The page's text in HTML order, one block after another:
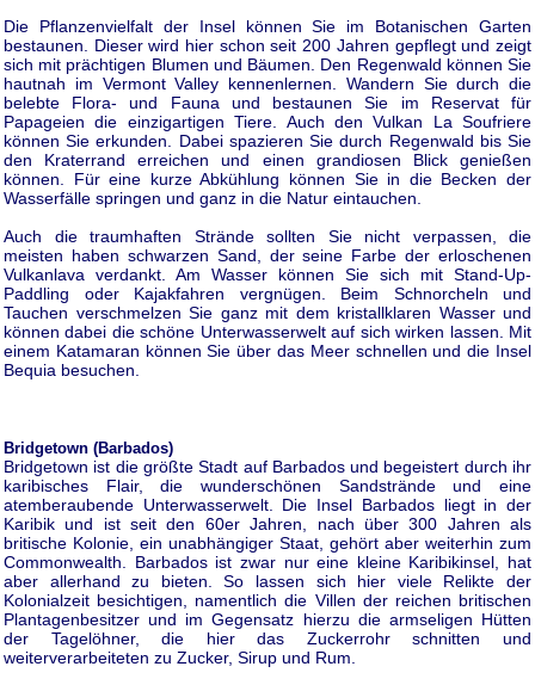
Die Pflanzenvielfalt der Insel können Sie im Botanischen Garten
bestaunen. Dieser wird hier schon seit 200 Jahren gepflegt und zeigt
sich mit prächtigen Blumen und Bäumen. Den Regenwald können Sie
hautnah im Vermont Valley kennenlernen. Wandern Sie durch die
belebte Flora- und Fauna und bestaunen Sie im Reservat für
Papageien die einzigartigen Tiere. Auch den Vulkan La Soufriere
können Sie erkunden. Dabei spazieren Sie durch Regenwald bis Sie
den Kraterrand erreichen und einen grandiosen Blick genießen
können. Für eine kurze Abkühlung können Sie in die Becken der
Wasserfälle springen und ganz in die Natur eintauchen.
Auch die traumhaften Strände sollten Sie nicht verpassen, die
meisten haben schwarzen Sand, der seine Farbe der erloschenen
Vulkanlava verdankt. Am Wasser können Sie sich mit Stand-Up-
Paddling oder Kajakfahren vergnügen. Beim Schnorcheln und
Tauchen verschmelzen Sie ganz mit dem kristallklaren Wasser und
können dabei die schöne Unterwasserwelt auf sich wirken lassen. Mit
einem Katamaran können Sie über das Meer schnellen und die Insel
Bequia besuchen.
Bridgetown (Barbados)
Bridgetown ist die größte Stadt auf Barbados und begeistert durch ihr
karibisches Flair, die wunderschönen Sandstrände und eine
atemberaubende Unterwasserwelt. Die Insel Barbados liegt in der
Karibik und ist seit den 60er Jahren, nach über 300 Jahren als
britische Kolonie, ein unabhängiger Staat, gehört aber weiterhin zum
Commonwealth. Barbados ist zwar nur eine kleine Karibikinsel, hat
aber allerhand zu bieten. So lassen sich hier viele Relikte der
Kolonialzeit besichtigen, namentlich die Villen der reichen britischen
Plantagenbesitzer und im Gegensatz hierzu die armseligen Hütten
der Tagelöhner, die hier das Zuckerrohr schnitten und
weiterverarbeiteten zu Zucker, Sirup und Rum.